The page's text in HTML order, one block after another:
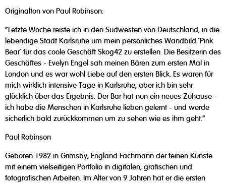
Originalton von Paul Robinson:
"Letzte Woche reiste ich in den Südwesten von Deutschland, in die
lebendige Stadt Karlsruhe um mein persönliches Wandbild ´Pink
Bear´ für das coole Geschäft Skog42 zu erstellen. Die Besitzerin des
Geschäftes - Evelyn Engel sah meinen Bären zum ersten Mal in
London und es war wohl Liebe auf den ersten Blick. Es waren für
mich wirklich intensive Tage in Karlsruhe, aber ich bin sehr
glücklich über das Ergebnis. Der Bär hat nun ein neues Zuhause-
ich habe die Menschen in Karlsruhe lieben gelernt - und werde
sicherlich bald zurückkommen um zu sehen wie es ihm geht.“
Paul Robinson
Geboren 1982 in Grimsby, England Fachmann der feinen Künste
mit einem vielseitigen Portfolio in digitalen, grafischen und
fotografischen Arbeiten. Im Alter von 9 Jahren hat er die ersten